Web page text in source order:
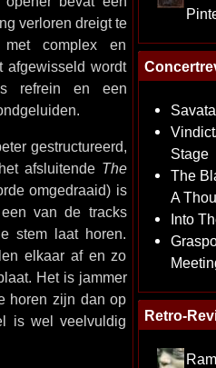
verloren dreigt te
complex en
afgewisseld wordt
refrein en een
gestructureerd,
afsluitende The
omgedraaid) is
van de tracks
stem laat horen.
elkaar af en zo
Het is jammer
horen zijn dan op
is wel veelvuldig
Stage
The
A
Into
Retro-